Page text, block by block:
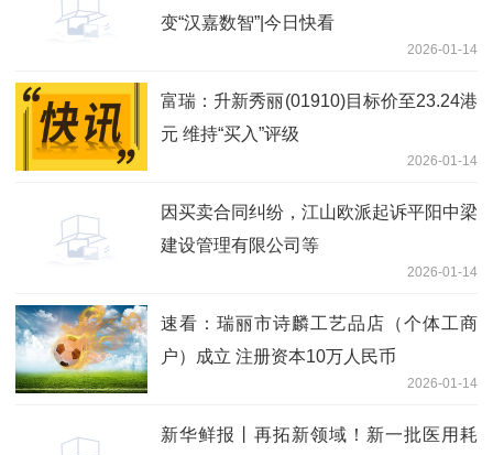
变“汉嘉数智”|今日快看
2026-01-14
富瑞：升新秀丽(01910)目标价至23.24港
元 维持“买入”评级
2026-01-14
因买卖合同纠纷，江山欧派起诉平阳中梁
建设管理有限公司等
2026-01-14
速看：瑞丽市诗麟工艺品店（个体工商
户）成立 注册资本10万人民币
2026-01-14
新华鲜报丨再拓新领域！新一批医用耗